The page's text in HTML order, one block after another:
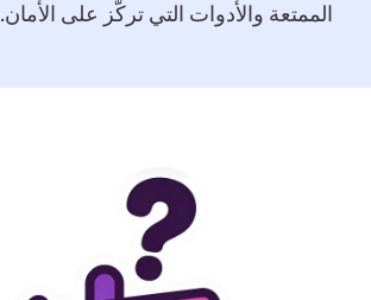
الممتعة والأدوات التي تركّز على الأمان.